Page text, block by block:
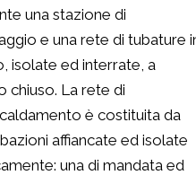
una stazione di
e una rete di tubature
isolate ed interrate, a
chiuso. La rete di
è costituita da
affiancate ed isolate
una di mandata ed